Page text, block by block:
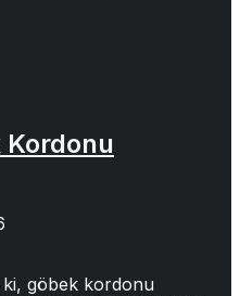
Kordonu
ki, göbek kordonu